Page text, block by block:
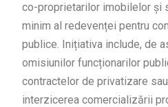
co-proprietarilor imobilelor și
minim al redevenței pentru
publice. Inițiativa include, de
omisiunilor funcționarilor
contractelor de privatizare
interzicerea comercializării